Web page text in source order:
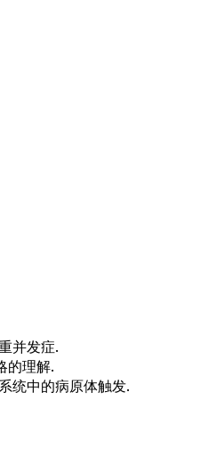
并发症.
的理解.
统中的病原体触发.